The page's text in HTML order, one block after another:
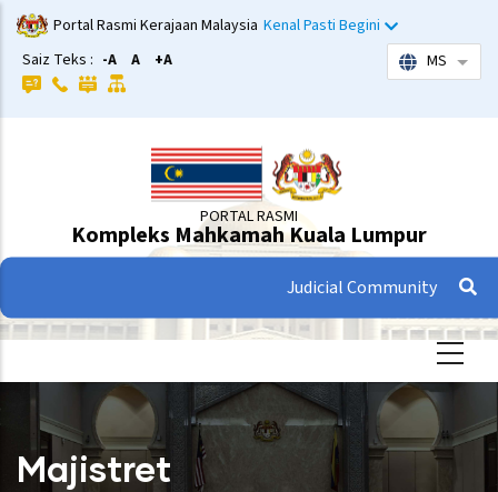
Langkau
ke
kandungan
utama
Portal Rasmi Kerajaan Malaysia Kenal Pasti Begini
Saiz Teks : -A A +A MS
PORTAL RASMI
Kompleks Mahkamah Kuala Lumpur
Judicial Community
Majistret